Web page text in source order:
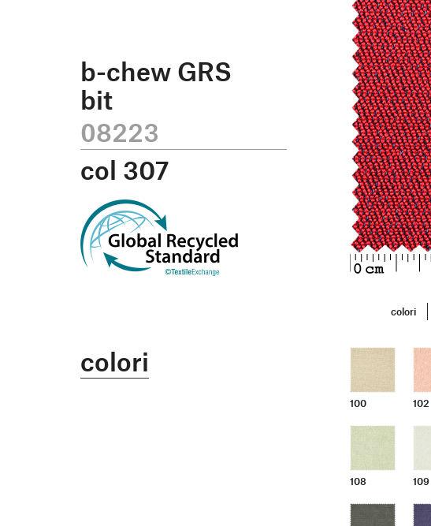
b-chew GRS
bit
08223
col 307
colori
colori
100 102
108 109